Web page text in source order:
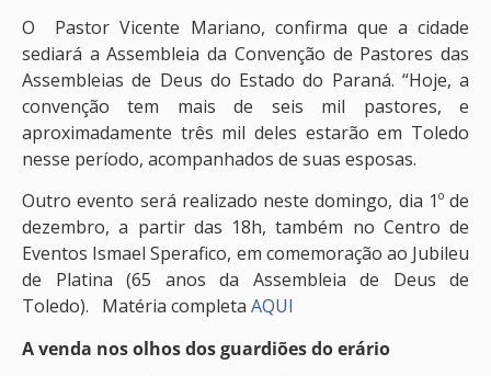
O Pastor Vicente Mariano, confirma que a cidade
sediará a Assembleia da Convenção de Pastores das
Assembleias de Deus do Estado do Paraná. “Hoje, a
convenção tem mais de seis mil pastores, e
aproximadamente três mil deles estarão em Toledo
nesse período, acompanhados de suas esposas.
Outro evento será realizado neste domingo, dia 1º de
dezembro, a partir das 18h, também no Centro de
Eventos Ismael Sperafico, em comemoração ao Jubileu
de Platina (65 anos da Assembleia de Deus de
Toledo). Matéria completa AQUI
A venda nos olhos dos guardiões do erário